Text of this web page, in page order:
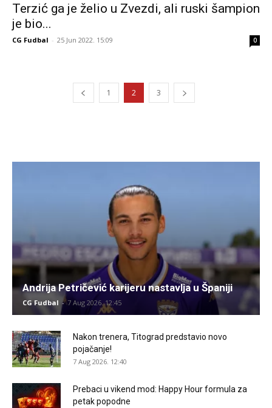
Terzić ga je želio u Zvezdi, ali ruski šampion
je bio...
CG Fudbal - 25 Jun 2022. 15:09 0
1 2 3
Andrija Petričević karijeru nastavlja u Španiji
CG Fudbal - 7 Aug 2026. 12:45
Nakon trenera, Titograd predstavio novo
pojačanje!
7 Aug 2026. 12:40
Prebaci u vikend mod: Happy Hour formula za
petak popodne